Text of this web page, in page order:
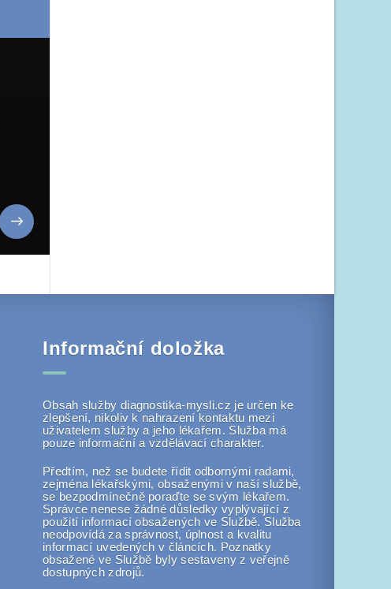
Informační doložka
Obsah služby diagnostika-mysli.cz je určen ke
zlepšení, nikoliv k nahrazení kontaktu mezi
uživatelem služby a jeho lékařem. Služba má
pouze informační a vzdělávací charakter.
Předtím, než se budete řídit odbornými radami,
zejména lékařskými, obsaženými v naší službě,
se bezpodmínečně poraďte se svým lékařem.
Správce nenese žádné důsledky vyplývající z
použití informací obsažených ve Službě. Služba
neodpovídá za správnost, úplnost a kvalitu
informací uvedených v článcích. Poznatky
obsažené ve Službě byly sestaveny z veřejně
dostupných zdrojů.